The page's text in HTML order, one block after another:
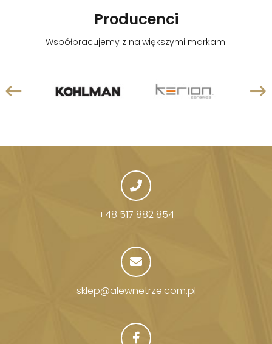
Producenci
Współpracujemy z największymi markami
+48 517 882 854
sklep@alewnetrze.com.pl